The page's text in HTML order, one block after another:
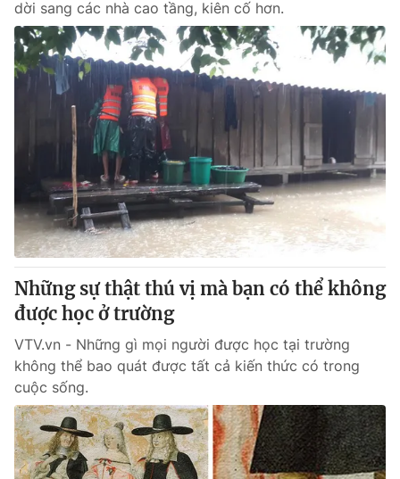
dời sang các nhà cao tầng, kiên cố hơn.
Những sự thật thú vị mà bạn có thể không
được học ở trường
VTV.vn - Những gì mọi người được học tại trường
không thể bao quát được tất cả kiến thức có trong
cuộc sống.